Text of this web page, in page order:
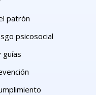
patrón
psicosocial
guías